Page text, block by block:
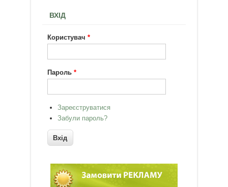
ВХІД
Користувач*
Пароль*
Зареєструватися
Забули пароль?